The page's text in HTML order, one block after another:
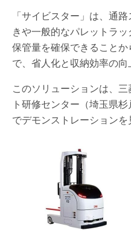
「サイビスター」は、通
きや一般的なパレットラ
保管量を確保できること
で、省人化と収納効率の向
このソリューションは、
ト研修センター（埼玉県
でデモンストレーションを